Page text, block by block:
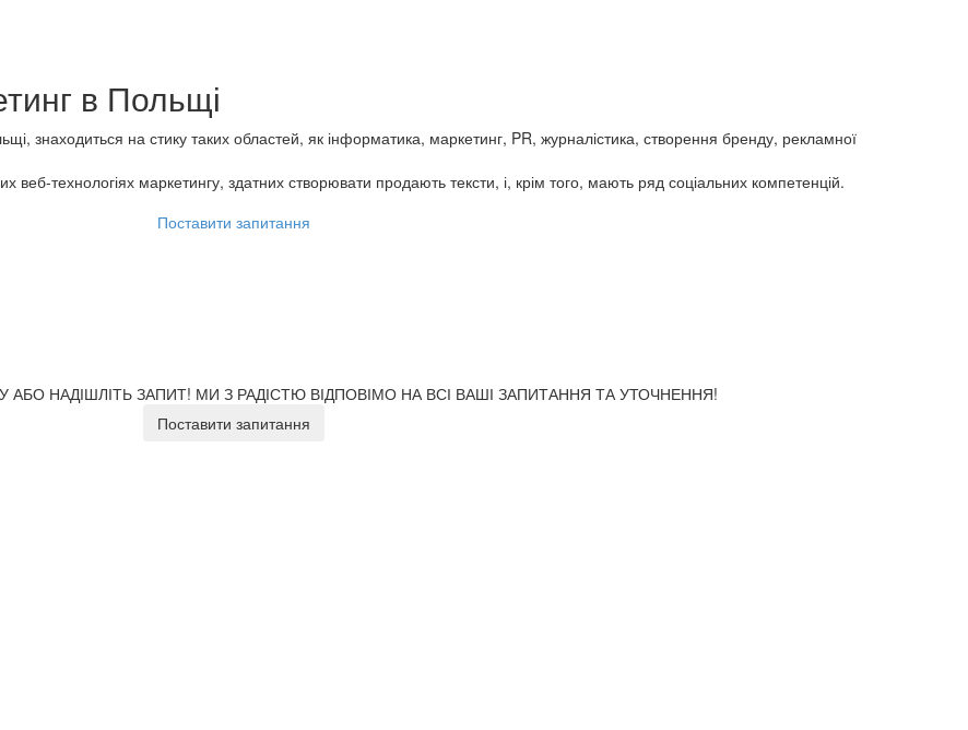
в Польщі
знаходиться на стику таких областей, як інформатика, маркетинг, PR, журналістика, створення бренду, рекламної
веб-технологіях маркетингу, здатних створювати продають тексти, і, крім того, мають ряд соціальних компетенцій.
Поставити запитання
НАДІШЛІТЬ ЗАПИТ! МИ З РАДІСТЮ ВІДПОВІМО НА ВСІ ВАШІ ЗАПИТАННЯ ТА УТОЧНЕННЯ!
Поставити запитання